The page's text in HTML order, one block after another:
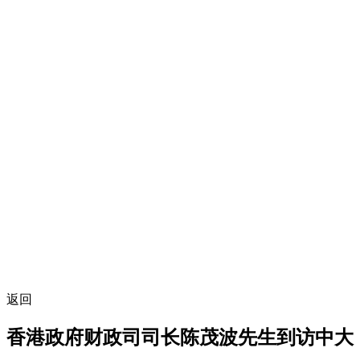
返回
香港政府财政司司长陈茂波先生到访中大